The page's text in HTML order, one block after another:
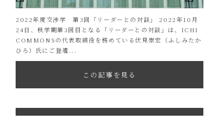
2022年度交渉学 第3回「リーダーとの対談」 2022年10月
24日、秋学期第3回目となる「リーダーとの対談」は、ICHI
COMMONSの代表取締役を務めている伏見崇宏（ふしみたか
ひろ）氏にご登壇...
この記事を見る